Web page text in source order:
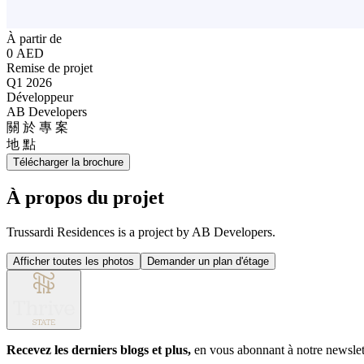
À partir de
0 AED
Remise de projet
Q1 2026
Développeur
AB Developers
關 於 專 案
地 點
Télécharger la brochure
À propos du projet
Trussardi Residences is a project by AB Developers.
Afficher toutes les photos Demander un plan d'étage
Recevez les derniers blogs et plus, en vous abonnant à notre